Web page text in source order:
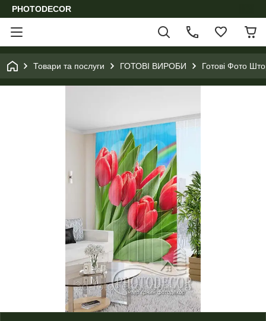
PHOTODECOR
Товари та послуги ГОТОВІ ВИРОБИ Готові Фото